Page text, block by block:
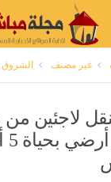
غير مصنف الشروق
لاجئين